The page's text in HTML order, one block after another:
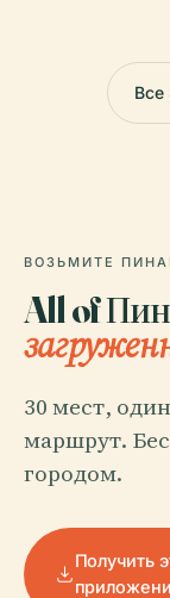
Все
ВОЗЬМИТЕ
All of
30 мест,
маршрут.
городом.
Получить